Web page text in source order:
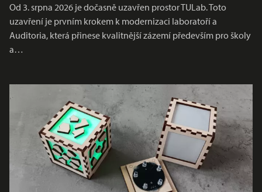
Od 3. srpna 2026 je dočasně uzavřen prostor TULab. Toto
uzavření je prvním krokem k modernizaci laboratoří a
Auditoria, která přinese kvalitnější zázemí především pro školy
a…